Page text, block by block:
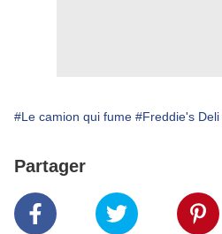
#Le camion qui fume #Freddie's Deli
Partager